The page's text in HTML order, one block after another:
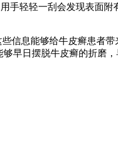
轻轻一刮会发现表面
信息能够给牛皮癣患者
早日摆脱牛皮癣的折磨，